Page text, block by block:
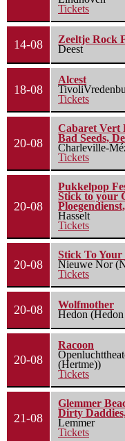
Tickets
14-08
Zeeltje Rock
Deest
18-08
Alcest
Tickets
20-08
Cabaret Vert
Bad Seeds,
Charleville-
Tickets
20-08
Pukkelpop
Stick to your
Hasselt
Tickets
20-08
Stick To Your
Nieuwe Nor
Tickets
20-08
Wolfmother
Hedon
20-08
Racoon
(Hertme))
Tickets
21-08
Glemmer
Dirty
Lemmer
Tickets